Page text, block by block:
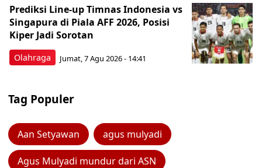
Olahraga
Prediksi Line-up Timnas Indonesia vs
Singapura di Piala AFF 2026, Posisi
Kiper Jadi Sorotan
Jumat, 7 Agu 2026 - 14:41
Tag Populer
Aan Setyawan agus mulyadi
Agus Mulyadi mundur dari ASN